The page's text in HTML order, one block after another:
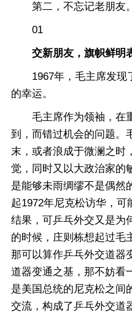
第二，不忘记老朋友。
01
交新朋友，旗帜鲜明
1967年，毛主席发现
的幸运。
毛主席作为领袖，在
到，而错过机会的问题。
末，或者浪成于微澜之时
觉，同时又以大政治家的
是能够未雨绸缪不是偶然
起1972年尼克松访华，
结果，可乒乓外交又是为
的时候，庄则栋想起过毛
那可以算作乒乓外交道器
道器变通之基，那不妨看
是美国总统的尼克松之间
交流，构成了乒乓外交